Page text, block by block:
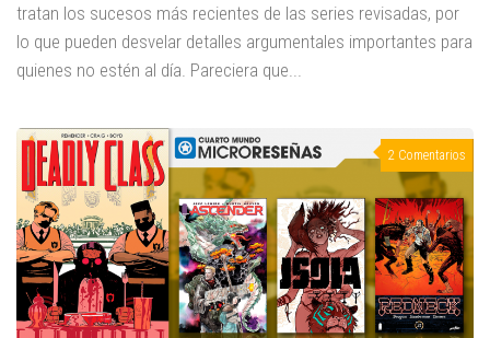
tratan los sucesos más recientes de las series revisadas, por
lo que pueden desvelar detalles argumentales importantes para
quienes no estén al día. Pareciera que...
2 Comentarios